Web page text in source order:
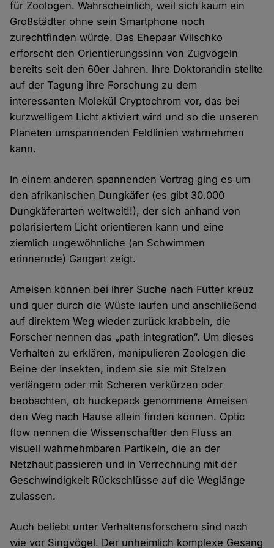
für Zoologen. Wahrscheinlich, weil sich kaum ein
Großstädter ohne sein Smartphone noch
zurechtfinden würde. Das Ehepaar Wilschko
erforscht den Orientierungssinn von Zugvögeln
bereits seit den 60er Jahren. Ihre Doktorandin stellte
auf der Tagung ihre Forschung zu dem
interessanten Molekül Cryptochrom vor, das bei
kurzwelligem Licht aktiviert wird und so die unseren
Planeten umspannenden Feldlinien wahrnehmen
kann.
In einem anderen spannenden Vortrag ging es um
den afrikanischen Dungkäfer (es gibt 30.000
Dungkäferarten weltweit!!), der sich anhand von
polarisiertem Licht orientieren kann und eine
ziemlich ungewöhnliche (an Schwimmen
erinnernde) Gangart zeigt.
Ameisen können bei ihrer Suche nach Futter kreuz
und quer durch die Wüste laufen und anschließend
auf direktem Weg wieder zurück krabbeln, die
Forscher nennen das „path integration“. Um dieses
Verhalten zu erklären, manipulieren Zoologen die
Beine der Insekten, indem sie sie mit Stelzen
verlängern oder mit Scheren verkürzen oder
beobachten, ob huckepack genommene Ameisen
den Weg nach Hause allein finden können. Optic
flow nennen die Wissenschaftler den Fluss an
visuell wahrnehmbaren Partikeln, die an der
Netzhaut passieren und in Verrechnung mit der
Geschwindigkeit Rückschlüsse auf die Weglänge
zulassen.
Auch beliebt unter Verhaltensforschern sind nach
wie vor Singvögel. Der unheimlich komplexe Gesang